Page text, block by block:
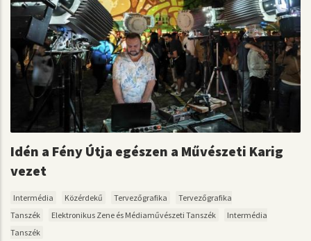
Idén a Fény Útja egészen a Művészeti Karig
vezet
Intermédia Közérdekű Tervezőgrafika
Tervezőgrafika
Tanszék
Elektronikus Zene és Médiaművészeti Tanszék
Intermédia
Tanszék